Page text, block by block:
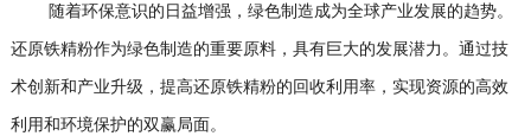
随着环保意识的日益增强，绿色制造成为全球产业发展的趋势。
还原铁精粉作为绿色制造的重要原料，具有巨大的发展潜力。通过技
术创新和产业升级，提高还原铁精粉的回收利用率，实现资源的高效
利用和环境保护的双赢局面。